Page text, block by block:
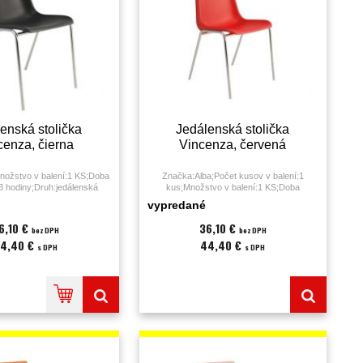
stolička
čierna
v balení:1 KS;Doba
hodiny;Druh:jedálenská
(PUR);Výška
€ bez DPH
€ s DPH
Jedálenská stolička
Vincenza, červená
Značka:Alba;Počet kusov v balení:1
kus;Množstvo v balení:1 KS;Doba
sedenia:0 - 3 hodiny;Druh:jedálenská
stolička;Farba:červená;Materiál:;Nosnosť:110
sedáku:43;Záruka:12 mesiacov;
vypredané
36,10 € bez DPH
44,40 € s DPH